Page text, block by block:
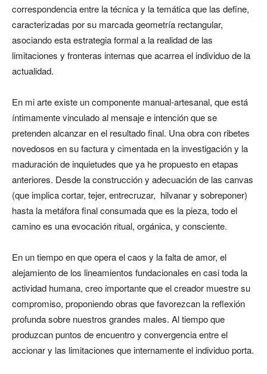
correspondencia entre la técnica y la temática que las define,
caracterizadas por su marcada geometría rectangular,
asociando esta estrategia formal a la realidad de las
limitaciones y fronteras internas que acarrea el individuo de la
actualidad.
En mi arte existe un componente manual-artesanal, que está
íntimamente vinculado al mensaje e intención que se
pretenden alcanzar en el resultado final. Una obra con ribetes
novedosos en su factura y cimentada en la investigación y la
maduración de inquietudes que ya he propuesto en etapas
anteriores. Desde la construcción y adecuación de las canvas
(que implica cortar, tejer, entrecruzar, hilvanar y sobreponer)
hasta la metáfora final consumada que es la pieza, todo el
camino es una evocación ritual, orgánica, y consciente.
En un tiempo en que opera el caos y la falta de amor, el
alejamiento de los lineamientos fundacionales en casi toda la
actividad humana, creo importante que el creador muestre su
compromiso, proponiendo obras que favorezcan la reflexión
profunda sobre nuestros grandes males. Al tiempo que
produzcan puntos de encuentro y convergencia entre el
accionar y las limitaciones que internamente el individuo porta.